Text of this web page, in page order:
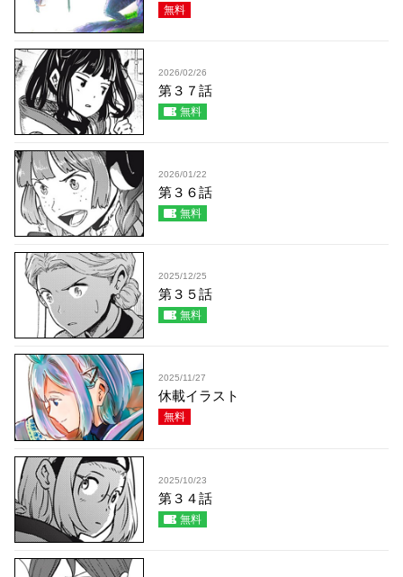
無料
2026/02/26
第３７話
無料
2026/01/22
第３６話
無料
2025/12/25
第３５話
無料
2025/11/27
休載イラスト
無料
2025/10/23
第３４話
無料